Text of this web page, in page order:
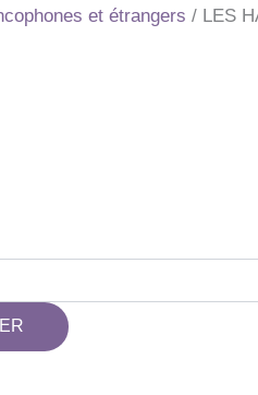
et étrangers / LES